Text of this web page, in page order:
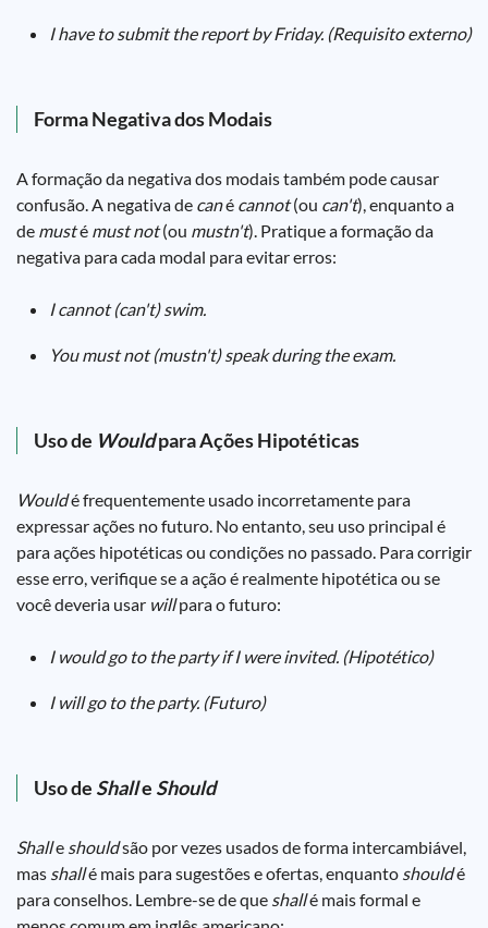
I have to submit the report by Friday. (Requisito externo)
Forma Negativa dos Modais
A formação da negativa dos modais também pode causar
confusão. A negativa de cané cannot(ou can't), enquanto a
de musté must not(ou mustn't). Pratique a formação da
negativa para cada modal para evitar erros:
I cannot (can't) swim.
You must not (mustn't) speak during the exam.
Uso de Wouldpara Ações Hipotéticas
Wouldé frequentemente usado incorretamente para
expressar ações no futuro. No entanto, seu uso principal é
para ações hipotéticas ou condições no passado. Para corrigir
esse erro, verifique se a ação é realmente hipotética ou se
você deveria usar willpara o futuro:
I would go to the party if I were invited. (Hipotético)
I will go to the party. (Futuro)
Uso de Shalle Should
Shalle shouldsão por vezes usados de forma intercambiável,
mas shallé mais para sugestões e ofertas, enquanto shouldé
para conselhos. Lembre-se de que shallé mais formal e